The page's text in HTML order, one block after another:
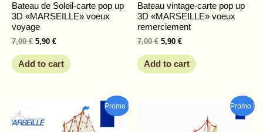
Bateau de Soleil-carte pop up
3D «MARSEILLE» voeux
voyage
7,00€ 5,90 €
Add to cart
Bateau vintage-carte pop up
3D «MARSEILLE» voeux
remerciement
7,00€ 5,90 €
Add to cart
Promo !
was:
is:
Promo !